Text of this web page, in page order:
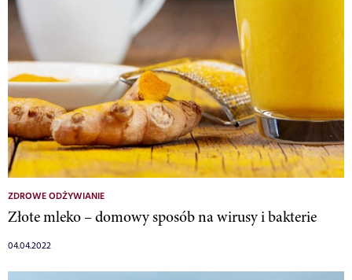
ZDROWE ODŻYWIANIE
Złote mleko – domowy sposób na wirusy i bakterie
04.04.2022